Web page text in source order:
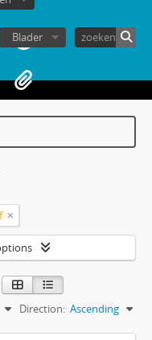
Blader
Direction: Ascending